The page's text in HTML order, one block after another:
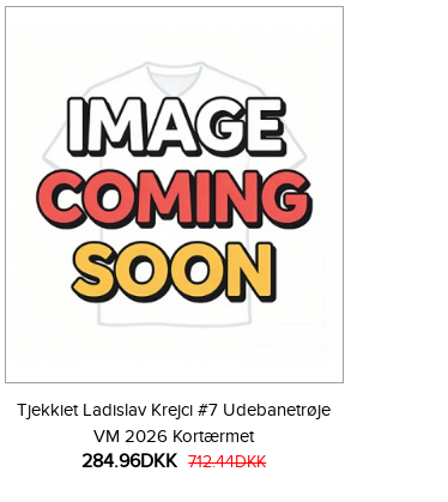
Tjekkiet Ladislav Krejci #7 Udebanetrøje
VM 2026 Kortærmet
284.96DKK 712.44DKK